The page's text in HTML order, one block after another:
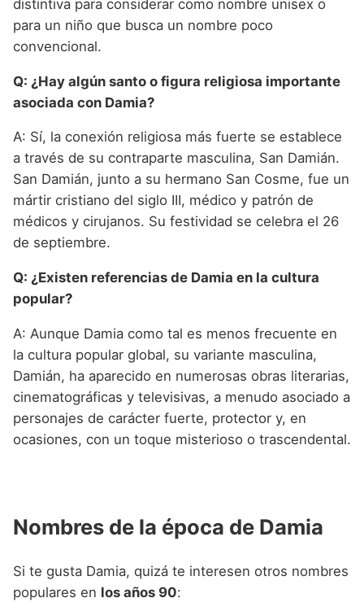
distintiva para considerar como nombre unisex o
para un niño que busca un nombre poco
convencional.
Q: ¿Hay algún santo o figura religiosa importante
asociada con Damia?
A: Sí, la conexión religiosa más fuerte se establece
a través de su contraparte masculina, San Damián.
San Damián, junto a su hermano San Cosme, fue un
mártir cristiano del siglo III, médico y patrón de
médicos y cirujanos. Su festividad se celebra el 26
de septiembre.
Q: ¿Existen referencias de Damia en la cultura
popular?
A: Aunque Damia como tal es menos frecuente en
la cultura popular global, su variante masculina,
Damián, ha aparecido en numerosas obras literarias,
cinematográficas y televisivas, a menudo asociado a
personajes de carácter fuerte, protector y, en
ocasiones, con un toque misterioso o trascendental.
Nombres de la época de Damia
Si te gusta Damia, quizá te interesen otros nombres
populares en los años 90: